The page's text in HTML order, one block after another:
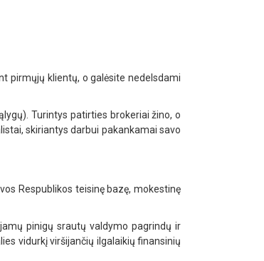
pirmųjų klientų, o galėsite nedelsdami
Turintys patirties brokeriai žino, o
skiriantys darbui pakankamai savo
Respublikos teisinę bazę, mokestinę
pinigų srautų valdymo pagrindų ir
vidurkį viršijančių ilgalaikių finansinių